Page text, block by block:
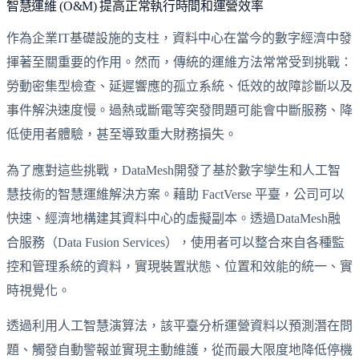
智慧運維 (O&M) 提高正常執行時間和運營效率
作為企業IT基礎設施的支柱，資料中心在當今的數字經濟中發
揮著至關重要的作用。然而，傳統的運維方法常常受到挑戰：
勞動密集型檢查、延遲響應的孤立系統、低效的故障診斷以及
事件解決速度慢。過熱或斷電等突發問題可能會中斷服務、降
低使用者體驗，甚至導致重大財務損失。
為了應對這些挑戰，DataMesh開發了基於數字孿生和人工智
慧技術的智慧運維解決方案。藉助 FactVerse 平臺，公司可以
快速、經濟地構建其資料中心的虛擬副本。透過DataMesh融
合服務（Data Fusion Services），使用者可以整合來自各種監
控和管理系統的資料，實現裝置狀態、位置和效能的統一、實
時視覺化。
透過利用人工智慧演算法，該平臺分析運營資料以預測潛在問
題、觸發自動警報並實現主動維護，從而最大限度地降低停機